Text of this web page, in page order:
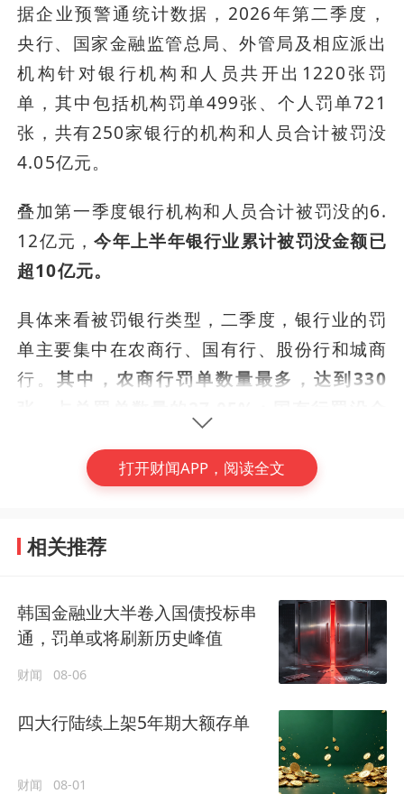
据企业预警通统计数据，2026年第二季度，
央行、国家金融监管总局、外管局及相应派出
机构针对银行机构和人员共开出1220张罚
单，其中包括机构罚单499张、个人罚单721
张，共有250家银行的机构和人员合计被罚没
4.05亿元。
叠加第一季度银行机构和人员合计被罚没的6.
12亿元，今年上半年银行业累计被罚没金额已
超10亿元。
具体来看被罚银行类型，二季度，银行业的罚
单主要集中在农商行、国有行、股份行和城商
行。其中，农商行罚单数量最多，达到330
风险防控、内部控制建设以及数据治理等领
向。
其中，信贷业务违规主要涉及贷款“三查”未尽
职、违规办理、发放贷款、信贷资产分类不准
确等；内控制度不健全主要涉及违反征信业务
管理规定、违反审慎经营规则、违反国库管理
规定等；数据报送与治理违规主要涉及违反金
(编辑：曾思怡)
常驻上海，关注金融政策与监管、银行、理财、保险、资
打开财闻APP，阅读全文
相关推荐
韩国金融业大半卷入国债投标串
通，罚单或将刷新历史峰值
财闻 08-06
四大行陆续上架5年期大额存单
财闻 08-01